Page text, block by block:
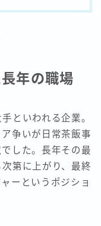
年の職場
といわれる企業。
争いが日常茶飯事
した。長年その最
第に上がり、最終
ーというポジショ